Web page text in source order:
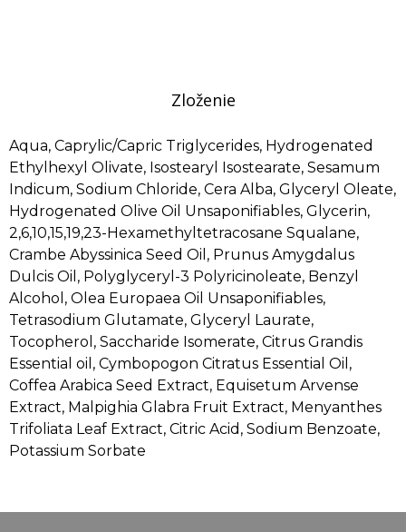
Zloženie
Aqua, Caprylic/Capric Triglycerides, Hydrogenated
Ethylhexyl Olivate, Isostearyl Isostearate, Sesamum
Indicum, Sodium Chloride, Cera Alba, Glyceryl Oleate,
Hydrogenated Olive Oil Unsaponifiables, Glycerin,
2,6,10,15,19,23-Hexamethyltetracosane Squalane,
Crambe Abyssinica Seed Oil, Prunus Amygdalus
Dulcis Oil, Polyglyceryl-3 Polyricinoleate, Benzyl
Alcohol, Olea Europaea Oil Unsaponifiables,
Tetrasodium Glutamate, Glyceryl Laurate,
Tocopherol, Saccharide Isomerate, Citrus Grandis
Essential oil, Cymbopogon Citratus Essential Oil,
Coffea Arabica Seed Extract, Equisetum Arvense
Extract, Malpighia Glabra Fruit Extract, Menyanthes
Trifoliata Leaf Extract, Citric Acid, Sodium Benzoate,
Potassium Sorbate